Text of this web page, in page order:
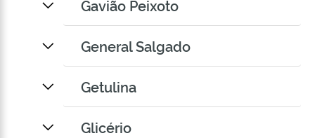
Gavião Peixoto
General Salgado
Getulina
Glicério